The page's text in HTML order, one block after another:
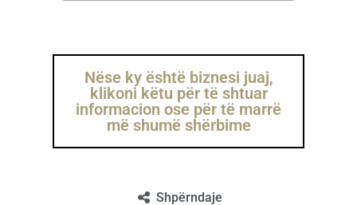
Nëse ky është biznesi juaj,
klikoni këtu për të shtuar
informacion ose për të marrë
më shumë shërbime
Shpërndaje